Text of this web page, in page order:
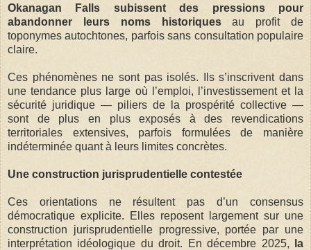
Okanagan Falls subissent des pressions pour
abandonner leurs noms historiquesau profit de
toponymes autochtones, parfois sans consultation populaire
claire.
Ces phénomènes ne sont pas isolés. Ils s’inscrivent dans
une tendance plus large où l’emploi, l’investissement et la
sécurité juridique — piliers de la prospérité collective —
sont de plus en plus exposés à des revendications
territoriales extensives, parfois formulées de manière
indéterminée quant à leurs limites concrètes.
Une construction jurisprudentielle contestée
Ces orientations ne résultent pas d’un consensus
démocratique explicite. Elles reposent largement sur une
construction jurisprudentielle progressive, portée par une
interprétation idéologique du droit. En décembre 2025,
la